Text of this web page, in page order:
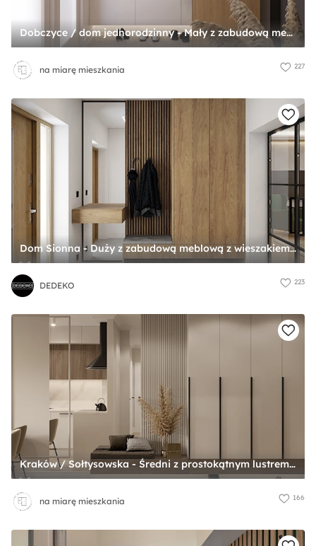
Dobczyce / dom jednorodzinny - Mały z zabudową meblową z wieszakiem z prostokątnym lustrem beżowy biały brązowy szary z lustrem na ścianie z farbą na ścianie z lamelami na ścianie z drzwiami przylgowymi z malowanymi drzwiami z gładkimi drzwiami hol / ... - zdjęcie od na miarę mieszkania
na miarę mieszkania 227
Dom Sionna - Duży z zabudową meblową z wieszakiem z prostokątnym lustrem biały brązowy z lustrem na ścianie z półkami na ścianie z farbą na ścianie z lamelami na ścianie z drewnianymi drzwiami z przeszklonymi drzwiami z gładkimi drzwiami hol / przedp ... - zdjęcie od DEDEKO
DEDEKO 223
Kraków / Sołtysowska - Średni z prostokątnym lustrem beżowy brązowy z lustrem na ścianie ze strukturą dekoracyjną na ścianie z drzwiami przylgowymi z gładkimi drzwiami hol / przedpokój, styl nowoczesny - zdjęcie od na miarę mieszkania
na miarę mieszkania 166